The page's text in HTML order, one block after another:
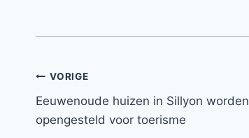
Bericht
navigatie
VORIGE
Eeuwenoude huizen in Sillyon worden
opengesteld voor toerisme